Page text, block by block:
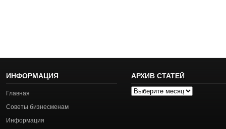
ИНФОРМАЦИЯ
Главная
Советы бизнесменам
Информация
АРХИВ СТАТЕЙ
Архив